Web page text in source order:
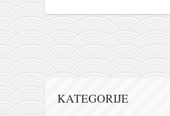
Okinava karate
najnovije na blogu
moje beleške
istorija karatea
KATEGORIJE